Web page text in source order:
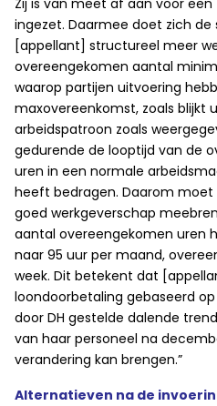
Zij is van meet af aan voor
ingezet. Daarmee doet zich
[appellant] structureel meer
overeengekomen aantal
waarop partijen uitvoering
maxovereenkomst, zoals blijkt
arbeidspatroon zoals
gedurende de looptijd van de
uren in een normale
heeft bedragen. Daarom
goed werkgeverschap
aantal overeengekomen uren
naar 95 uur per maand,
week. Dit betekent dat
loondoorbetaling gebaseerd
door DH gestelde dalende
van haar personeel na
verandering kan brengen.”
Alternatieven na de